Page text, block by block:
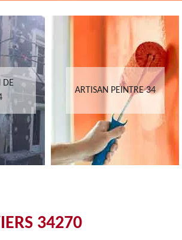
DE
ARTISAN PEINTRE 34
34270